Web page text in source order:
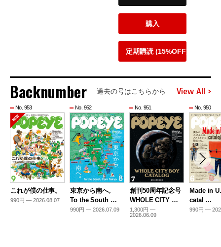
購入
定期購読 (15%OFF)
Backnumber 過去の号はこちらから View All
No. 953
これが僕の仕事。
990円 — 2026.08.07
No. 952
東京から南へ。
To the South …
990円 — 2026.07.09
No. 951
創刊50周年記念号
WHOLE CITY …
1,300円 —
2026.06.09
No. 950
Made in
catal …
990円 —